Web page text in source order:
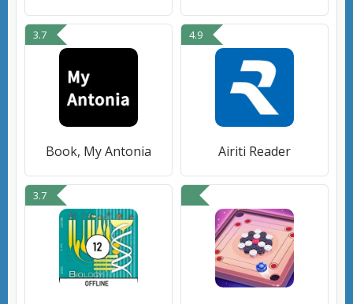
3.7
Book, My Antonia
4.9
Airiti Reader
3.7